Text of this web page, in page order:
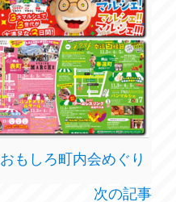
おもしろ町内会めぐり
次の記事